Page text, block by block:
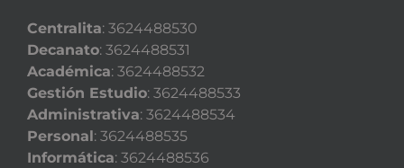
Centralita: 3624488530
Decanato: 3624488531
Académica: 3624488532
Gestión Estudio: 3624488533
Administrativa: 3624488534
Personal : 3624488535
Informática: 3624488536